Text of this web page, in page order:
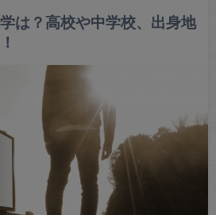
は？高校や中学校、出身地